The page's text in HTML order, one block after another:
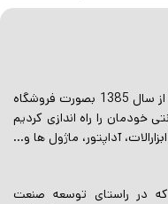
فروشگاه ببستون الکترونیک فعالیت خود را از سال 1385 بصورت فروشگاه
خودمان را راه اندازی کردیم
آداپتور، ماژول ها و…
که در راستای توسعه صنعت